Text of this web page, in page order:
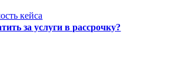
кейса
за услуги в рассрочку?